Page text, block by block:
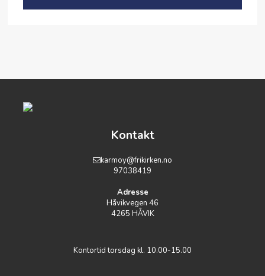
Kontakt
karmoy@frikirken.no
97038419
Adresse
Håvikvegen 46
4265 HÅVIK
Kontortid torsdag kl. 10.00-15.00